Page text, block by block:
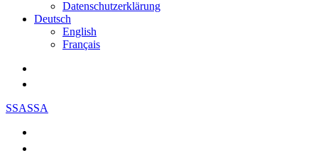
Datenschutzerklärung
Deutsch
English
Français
SSASSA